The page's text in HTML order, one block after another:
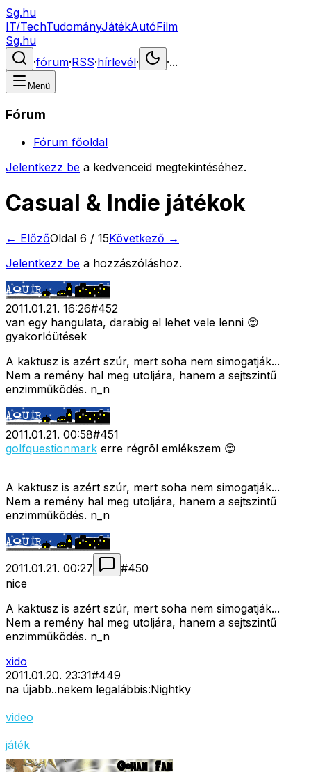
Sg.hu
IT/TechTudományJátékAutóFilm
Sg.hu
·fórum·RSS·hírlevél· ·...
Menü
Fórum
Fórum főoldal
Jelentkezz be a kedvenceid megtekintéséhez.
Casual & Indie játékok
← ElőzőOldal 6 / 15Következő →
Jelentkezz be a hozzászóláshoz.
2011.01.21. 16:26#452
van egy hangulata, darabig el lehet vele lenni 😊
gyakorlóütések
A kaktusz is azért szúr, mert soha nem simogatják...
Nem a remény hal meg utoljára, hanem a sejtszintű
enzimműködés. n_n
2011.01.21. 00:58#451
golfquestionmark erre régrõl emlékszem 😊
A kaktusz is azért szúr, mert soha nem simogatják...
Nem a remény hal meg utoljára, hanem a sejtszintű
enzimműködés. n_n
2011.01.21. 00:27 #450
nice
A kaktusz is azért szúr, mert soha nem simogatják...
Nem a remény hal meg utoljára, hanem a sejtszintű
enzimműködés. n_n
xido
2011.01.20. 23:31#449
na újabb..nekem legalábbis:Nightky
video
játék